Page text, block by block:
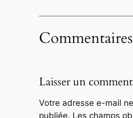
Commentaires
Laisser un
Votre adresse e-mail
publiée. Les champs